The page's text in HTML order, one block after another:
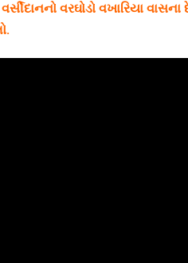
બની
વરઘોડો વખારિયા